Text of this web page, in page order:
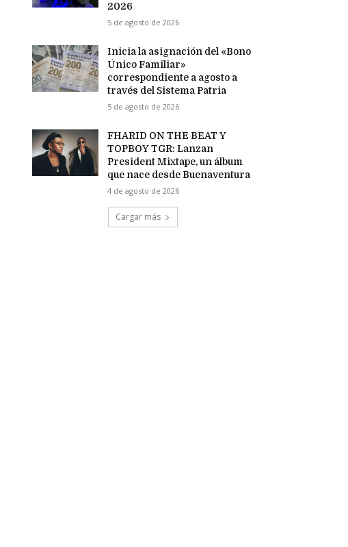
2026
5 de agosto de 2026
Inicia la asignación del «Bono
Único Familiar»
correspondiente a agosto a
través del Sistema Patria
5 de agosto de 2026
FHARID ON THE BEAT Y
TOPBOY TGR: Lanzan
President Mixtape, un álbum
que nace desde Buenaventura
4 de agosto de 2026
Cargar más